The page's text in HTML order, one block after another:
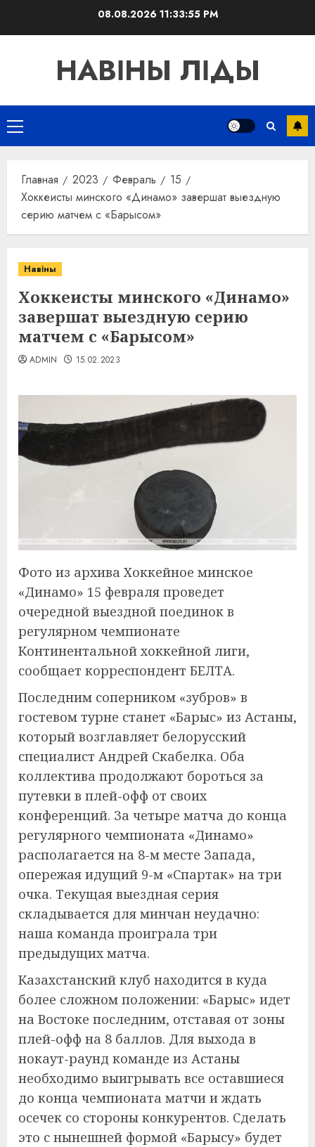
08.08.2026 11:33:56 PM
НАВІНЫ ЛІДЫ
Основное
меню
Главная 2023 Февраль
15
Хоккеисты минского «Динамо» завершат выездную
серию матчем с «Барысом»
Навіны
Хоккеисты минского «Динамо»
завершат выездную серию
матчем с «Барысом»
ADMIN 15.02.2023
Фото из архива Хоккейное минское
«Динамо» 15 февраля проведет
очередной выездной поединок в
регулярном чемпионате
Континентальной хоккейной лиги,
сообщает корреспондент БЕЛТА.
Последним соперником «зубров» в
гостевом турне станет «Барыс» из Астаны,
который возглавляет белорусский
специалист Андрей Скабелка. Оба
коллектива продолжают бороться за
путевки в плей-офф от своих
конференций. За четыре матча до конца
регулярного чемпионата «Динамо»
располагается на 8-м месте Запада,
опережая идущий 9-м «Спартак» на три
очка. Текущая выездная серия
складывается для минчан неудачно:
наша команда проиграла три
предыдущих матча.
Казахстанский клуб находится в куда
более сложном положении: «Барыс» идет
на Востоке последним, отставая от зоны
плей-офф на 8 баллов. Для выхода в
нокаут-раунд команде из Астаны
необходимо выигрывать все оставшиеся
до конца чемпионата матчи и ждать
осечек со стороны конкурентов. Сделать
это с нынешней формой «Барысу» будет